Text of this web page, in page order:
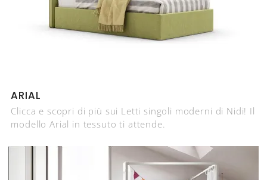
ARIAL
Clicca e scopri di più sui Letti singoli moderni di Nidi! Il
modello Arial in tessuto ti attende.